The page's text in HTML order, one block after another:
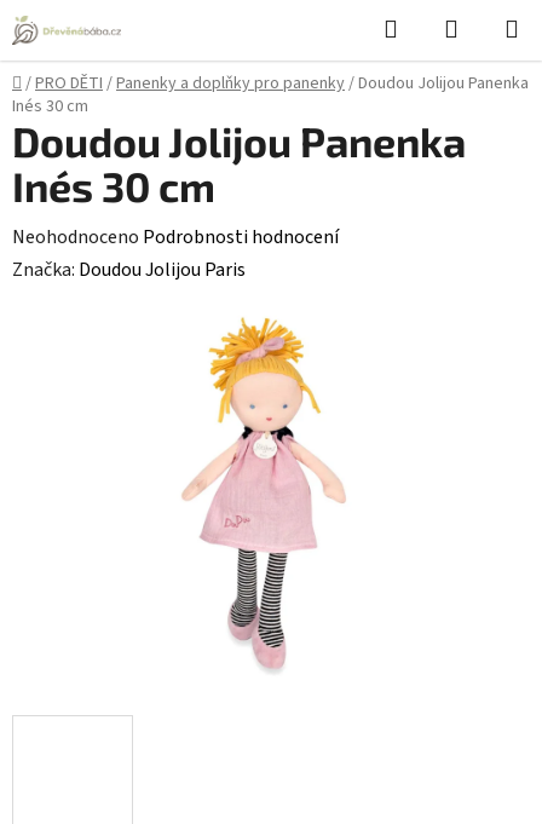
Přejít
na
obsah
Hledat
KOŠÍK
Domů
/PRO DĚTI/Panenky a doplňky pro panenky/Doudou Jolijou Panenka
Inés 30 cm
Doudou Jolijou Panenka
Inés 30 cm
Průměrné
hodnocení
Neohodnoceno Podrobnosti hodnocení
Značka: Doudou Jolijou Paris